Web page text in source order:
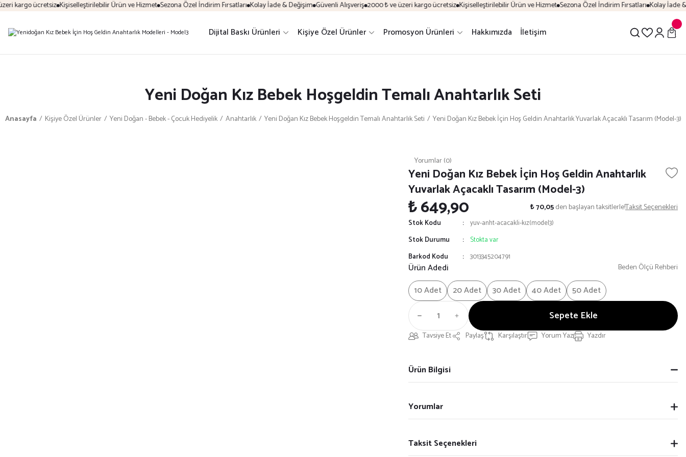
kargo ücretsiz Kişiselleştirilebilir Ürün ve Hizmet Sezona Özel İndirim Fırsatları Kolay İade & Değişim Güvenli Alışveriş 2000 ₺ ve üzeri kargo ücretsiz Kişiselleştirilebilir Ürün ve Hizmet Sezona Özel İndirim Fırsatları Kolay İade &
Dijital Baskı Ürünleri Kişiye Özel Ürünler Promosyon Ürünleri Hakkımızda İletişim
Yeni Doğan Kız Bebek Hoşgeldin Temalı Anahtarlık Seti
Anasayfa Kişiye Özel Ürünler Yeni Doğan - Bebek - Çocuk Hediyelik Anahtarlık Yeni Doğan Kız Bebek Hoşgeldin Temalı Anahtarlık Seti Yeni Doğan Kız Bebek İçin Hoş Geldin Anahtarlık Yuvarlak Açacaklı Tasarım (Model-3)
Yorumlar (0)
Yeni Doğan Kız Bebek İçin Hoş Geldin Anahtarlık
Yuvarlak Açacaklı Tasarım (Model-3)
₺ 649,90 ₺ 70,05den başlayan taksitlerle!Taksit Seçenekleri
Stok Kodu
yuv-anht-acacakli-kız(model3)
Stok Durumu
Stokta var
Barkod Kodu
3013345204791
Ürün Adedi
10 Adet
20 Adet 30 Adet 40 Adet 50 Adet
Beden Ölçü Rehberi
Sepete Ekle
Tavsiye Et Paylaş Karşılaştır Yorum Yaz Yazdır
Ürün Bilgisi
Yorumlar
Taksit Seçenekleri